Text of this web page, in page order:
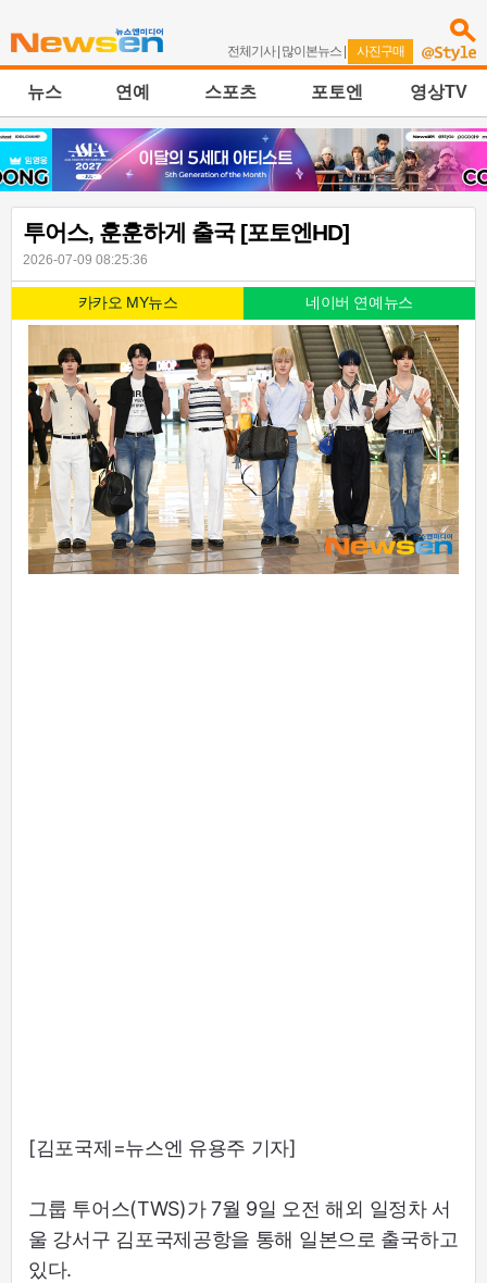
전체기사| 많이본뉴스 | 사진구매
뉴스 연예 스포츠 포토엔 영상TV
투어스, 훈훈하게 출국 [포토엔HD]
2026-07-09 08:25:36
카카오 MY뉴스 네이버 연예뉴스
[김포국제=뉴스엔 유용주 기자]
그룹 투어스(TWS)가 7월 9일 오전 해외 일정차 서
울 강서구 김포국제공항을 통해 일본으로 출국하고
있다.